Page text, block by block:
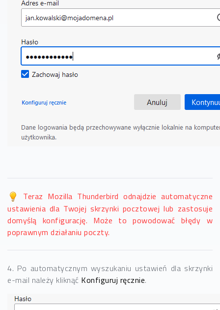
Teraz Mozilla Thunderbird odnajdzie automatyczne
ustawienia dla Twojej skrzynki pocztowej lub zastosuje
domyślą konfigurację. Może to powodować błędy w
poprawnym działaniu poczty.
4. Po automatycznym wyszukaniu ustawień dla skrzynki
e-mail należy kliknąć Konfiguruj ręcznie.